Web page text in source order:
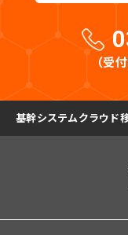
（受
基幹システムクラウド